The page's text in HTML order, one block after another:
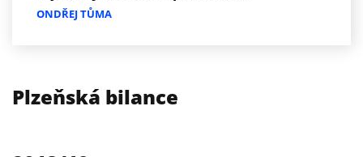
ONDŘEJ TŮMA
Plzeňská bilance